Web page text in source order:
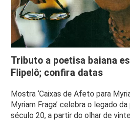
Tributo a poetisa baiana
Flipelô; confira datas
Mostra ‘Caixas de Afeto para
Myriam Fraga’ celebra o legado
século 20, a partir do olhar de